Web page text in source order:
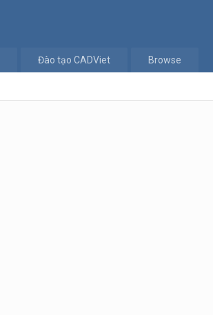
Đào tạo CADViet Browse